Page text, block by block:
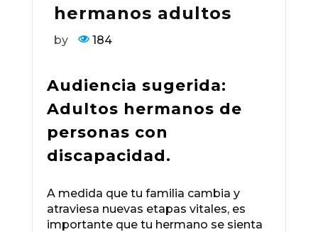
hermanos adultos
by 184
Audiencia sugerida:
Adultos hermanos de
personas con
discapacidad.
A medida que tu familia cambia y
atraviesa nuevas etapas vitales, es
importante que tu hermano se sienta